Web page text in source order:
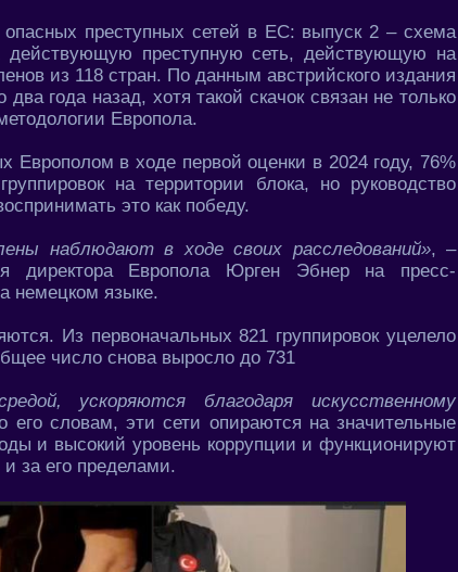
преступных сетей в ЕС: выпуск 2 – схема
действующую преступную сеть, действующую на
из 118 стран. По данным австрийского издания
года назад, хотя такой скачок связан не только
Европола.
Европолом в ходе первой оценки в 2024 году, 76%
на территории блока, но руководство
это как победу.
наблюдают в ходе своих расследований», –
директора Европола Юрген Эбнер на пресс-
немецком языке.
Из первоначальных 821 группировок уцелело
число снова выросло до 731
ускоряются благодаря искусственному
его словам, эти сети опираются на значительные
и высокий уровень коррупции и функционируют
за его пределами.